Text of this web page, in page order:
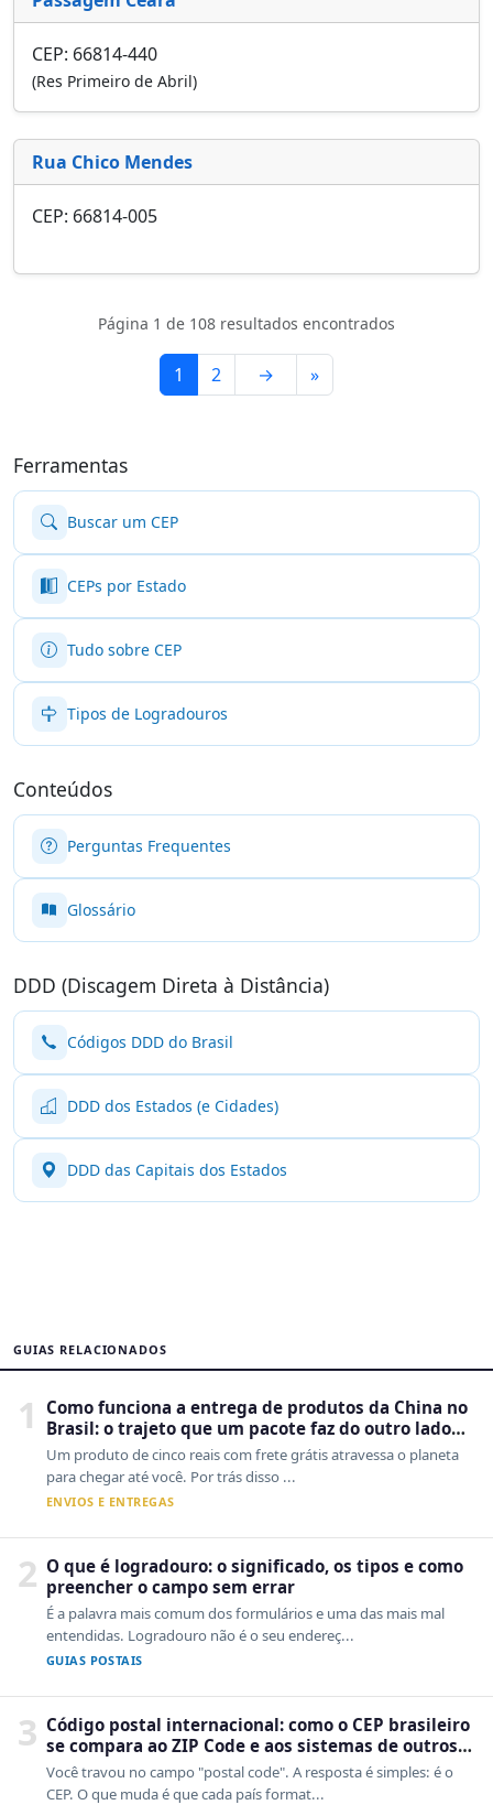
CEP: 66814-440
(Res Primeiro de Abril)
Rua Chico Mendes
CEP: 66814-005
Página 1 de 108 resultados encontrados
1 2 → »
Ferramentas
Buscar um CEP
CEPs por Estado
Tudo sobre CEP
Tipos de Logradouros
Conteúdos
Perguntas Frequentes
Glossário
DDD (Discagem Direta à Distância)
Códigos DDD do Brasil
DDD dos Estados (e Cidades)
DDD das Capitais dos Estados
GUIAS RELACIONADOS
1
Como funciona a entrega de produtos da China no
Brasil: o trajeto que um pacote faz do outro lado
do mundo até a sua casa
Um produto de cinco reais com frete grátis atravessa o planeta
para chegar até você. Por trás disso ...
ENVIOS E ENTREGAS
2 O que é logradouro: o significado, os tipos e como
preencher o campo sem errar
É a palavra mais comum dos formulários e uma das mais mal
entendidas. Logradouro não é o seu endereç...
GUIAS POSTAIS
3 Código postal internacional: como o CEP brasileiro
se compara ao ZIP Code e aos sistemas de outros
países
Você travou no campo "postal code". A resposta é simples: é o
CEP. O que muda é que cada país format...